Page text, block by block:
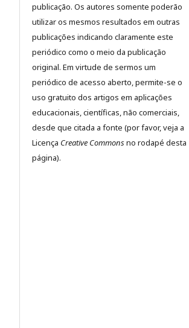
publicação. Os autores somente poderão
utilizar os mesmos resultados em outras
publicações indicando claramente este
periódico como o meio da publicação
original. Em virtude de sermos um
periódico de acesso aberto, permite-se o
uso gratuito dos artigos em aplicações
educacionais, científicas, não comerciais,
desde que citada a fonte (por favor, veja a
Licença Creative Commonsno rodapé desta
página).